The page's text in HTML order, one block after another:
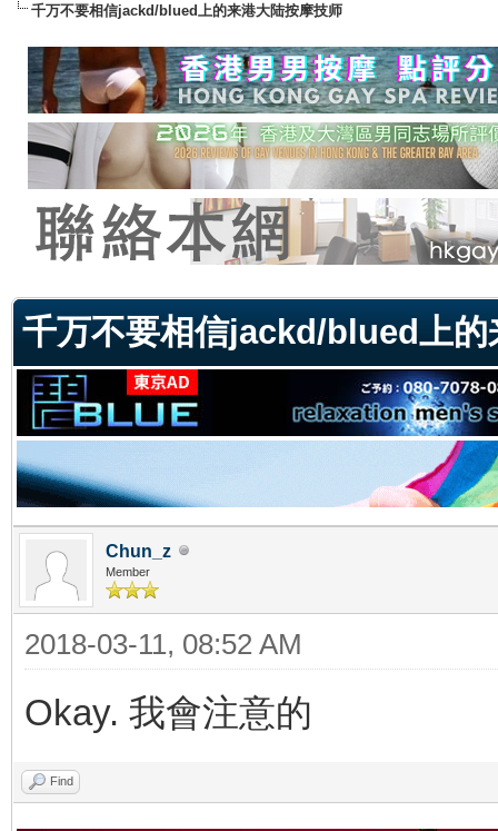
千万不要相信jackd/blued上的来港大陆按摩技师
千万不要相信jackd/blued上的
Chun_z
Member
2018-03-11, 08:52 AM
Okay. 我會注意的
Find